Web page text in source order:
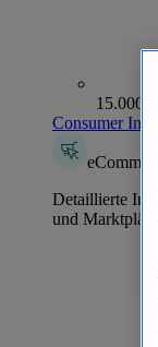
Consumer
Detaillierte
und